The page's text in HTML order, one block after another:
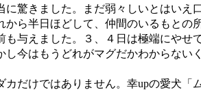
きました。まだ弱々しいとはいえ
半日ほどして、仲間のいるもとの
えました。３、４日は極端にやせ
はもうどれがマグだかわからない
けではありません。幸upの愛犬「